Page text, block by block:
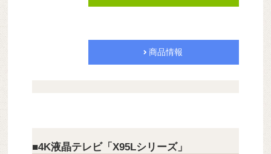
商品情報
■4K液晶テレビ「X95Lシリーズ」